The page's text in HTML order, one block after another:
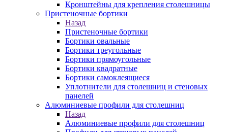
Кронштейны для крепления столешницы
Пристеночные бортики
Назад
Пристеночные бортики
Бортики овальные
Бортики треугольные
Бортики прямоугольные
Бортики квадратные
Бортики самоклеящиеся
Уплотнители для столешниц и стеновых
панелей
Алюминиевые профили для столешниц
Назад
Алюминиевые профили для столешниц